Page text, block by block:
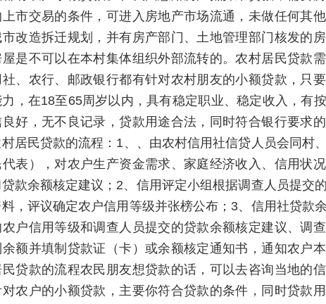
上市交易的条件，可进入房地产市场流通，未做任何其
改造拆迁规划，并有房产部门、土地管理部门核发的
是不可以在本村集体组织外部流转的。农村居民贷款
、农行、邮政银行都有针对农村朋友的小额贷款，只
，在18至65周岁以内，具有稳定职业、稳定收入，有
好，无不良记录，贷款用途合法，同时符合银行要求
居民贷款的流程：1、、由农村信用社信贷人员会同村
表），对农户生产资金需求、家庭经济收入、信用状
款余额核定建议；2、信用评定小组根据调查人员提交
，评议确定农户信用等级并张榜公布；3、信用社贷款
户信用等级和调查人员提交的贷款余额核定建议、调
额并填制贷款证（卡）或余额核定通知书，通知农户
民贷款的流程农民朋友想贷款的话，可以去咨询当地的
农户的小额贷款，主要你符合贷款的条件，同时贷款